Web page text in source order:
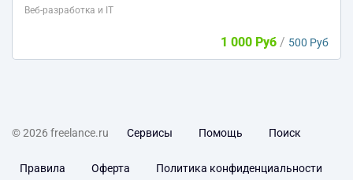
Веб-разработка и IT
1 000 Руб / 500 Руб
© 2026 freelance.ru Сервисы Помощь Поиск
Правила Оферта Политика конфиденциальности